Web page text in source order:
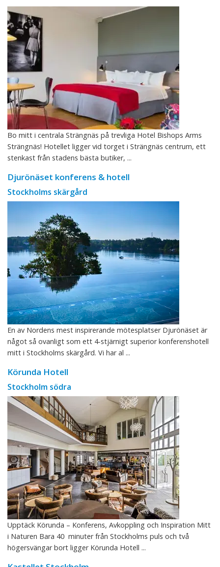
Bo mitt i centrala Strängnäs på trevliga Hotel Bishops Arms
Strängnäs! Hotellet ligger vid torget i Strängnäs centrum, ett
stenkast från stadens bästa butiker, ...
Djurönäset konferens & hotell
Stockholms skärgård
En av Nordens mest inspirerande mötesplatser Djurönäset är
något så ovanligt som ett 4-stjärnigt superior konferenshotell
mitt i Stockholms skärgård. Vi har al ...
Körunda Hotell
Stockholm södra
Upptäck Körunda – Konferens, Avkoppling och Inspiration Mitt
i Naturen Bara 40 minuter från Stockholms puls och två
högersvängar bort ligger Körunda Hotell ...